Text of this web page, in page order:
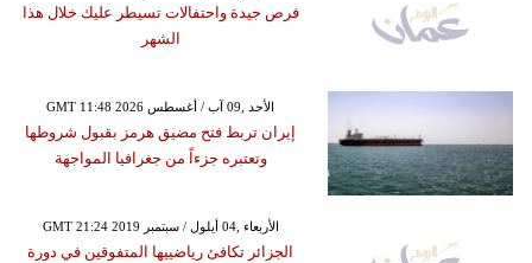
فرص جيدة واحتفالات تسيطر عليك خلال هذا
الشهر
GMT 11:48 2026 الأحد ,09 آب / أغسطس
إيران تربط فتح مضيق هرمز بقبول شروطها
وتعتبره جزءاً من جغرافيا المواجهة
GMT 21:24 2019 الأربعاء ,04 أيلول / سبتمبر
الجزائر تكافئ رياضييها المتفوقين في دورة